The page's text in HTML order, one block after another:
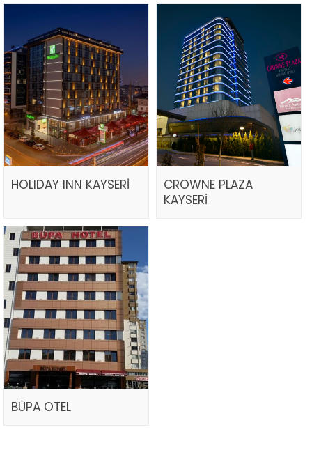
HOLIDAY INN KAYSERİ
CROWNE PLAZA
KAYSERİ
BÜPA OTEL